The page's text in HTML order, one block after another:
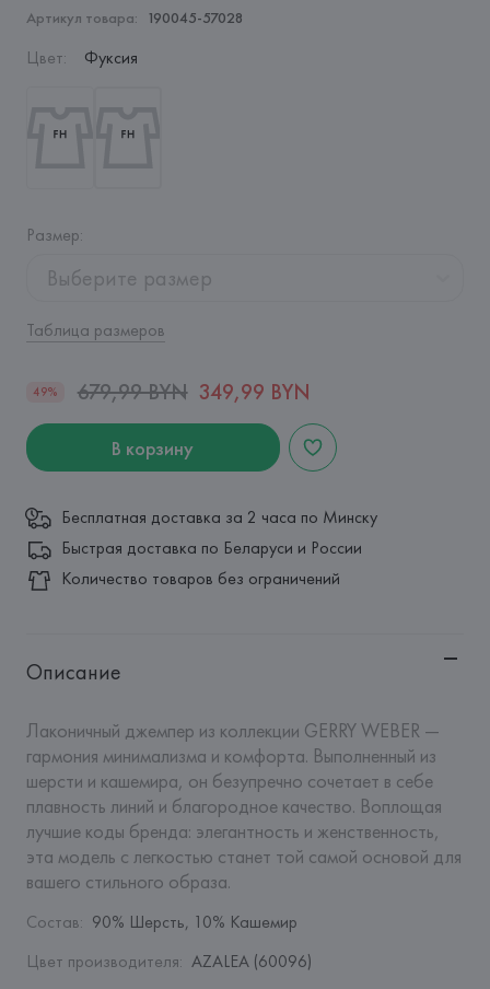
Артикул товара: 190045-57028
Цвет: Фуксия
Размер:
Выберите размер
Таблица размеров
49% 679,99 BYN 349,99 BYN
В корзину
Бесплатная доставка за 2 часа по Минску
Быстрая доставка по Беларуси и России
Количество товаров без ограничений
Описание
Лаконичный джемпер из коллекции GERRY WEBER —
гармония минимализма и комфорта. Выполненный из
шерсти и кашемира, он безупречно сочетает в себе
плавность линий и благородное качество. Воплощая
лучшие коды бренда: элегантность и женственность,
эта модель с легкостью станет той самой основой для
вашего стильного образа.
Состав: 90% Шерсть, 10% Кашемир
Цвет производителя: AZALEA (60096)